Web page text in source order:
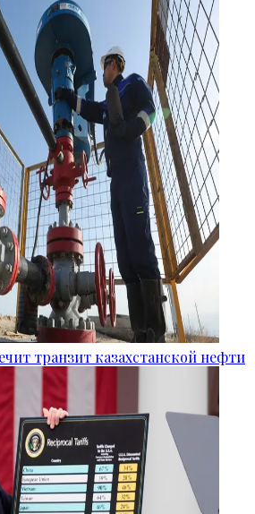
транзит казахстанской нефти